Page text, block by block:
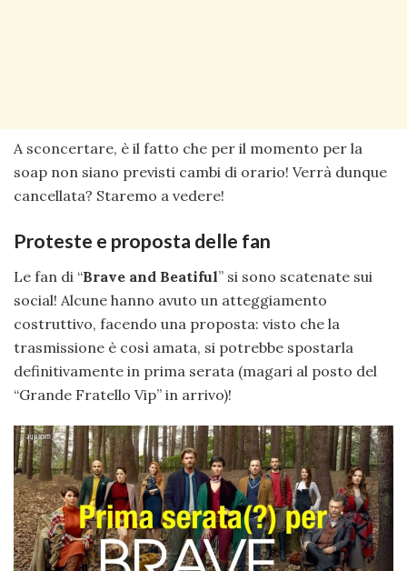
A sconcertare, è il fatto che per il momento per la
soap non siano previsti cambi di orario! Verrà dunque
cancellata? Staremo a vedere!
Proteste e proposta delle fan
Le fan di “Brave and Beatiful” si sono scatenate sui
social! Alcune hanno avuto un atteggiamento
costruttivo, facendo una proposta: visto che la
trasmissione è così amata, si potrebbe spostarla
definitivamente in prima serata (magari al posto del
“Grande Fratello Vip” in arrivo)!